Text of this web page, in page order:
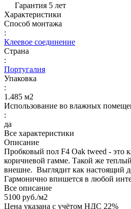
Гарантия 5 лет
Характеристики
Способ монтажа
:
Клеевое соединение
Страна
:
Португалия
Упаковка
:
1.485 м2
Использование во влажных
:
да
Все характеристики
Описание
Пробковый пол F4 Oak tweed - это
коричневой гамме. Такой же
внешне. Выглядит как настоящий
Гармонично впишется в любой
Все описание
5100 руб./м2
Цена указана с учётом НДС 22%